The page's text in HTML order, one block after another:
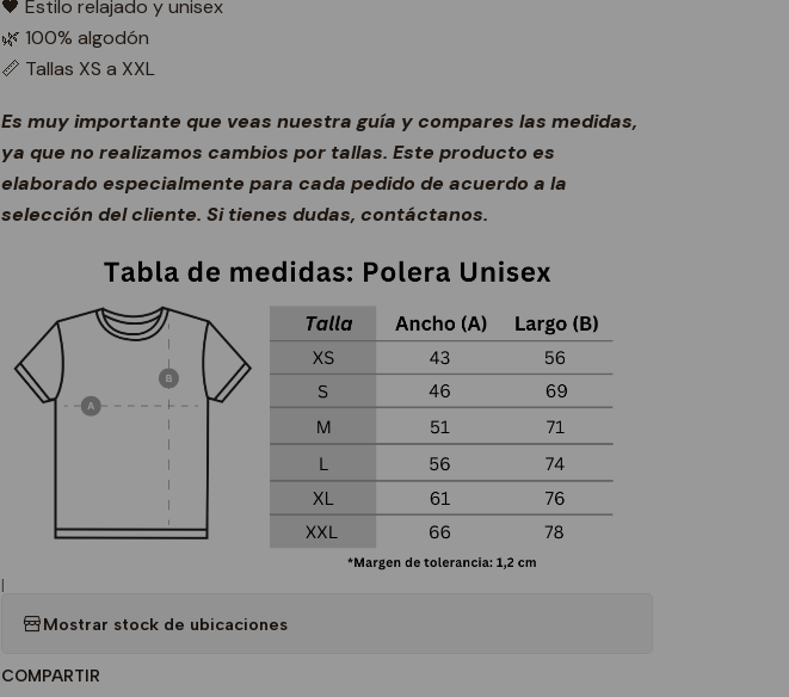
🖤 Estilo relajado y unisex
🌿 100% algodón
📏 Tallas XS a XXL
Es muy importante que veas nuestra guía y compares las medidas,
ya que no realizamos cambios por tallas. Este producto es
elaborado especialmente para cada pedido de acuerdo a la
selección del cliente. Si tienes dudas, contáctanos.
|
Mostrar stock de ubicaciones
COMPARTIR